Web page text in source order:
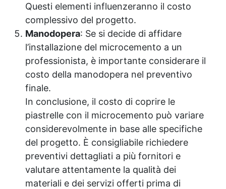
Questi elementi influenzeranno il costo
complessivo del progetto.
Manodopera: Se si decide di affidare
l’installazione del microcemento a un
professionista, è importante considerare il
costo della manodopera nel preventivo
finale.
In conclusione, il costo di coprire le
piastrelle con il microcemento può variare
considerevolmente in base alle specifiche
del progetto. È consigliabile richiedere
preventivi dettagliati a più fornitori e
valutare attentamente la qualità dei
materiali e dei servizi offerti prima di